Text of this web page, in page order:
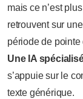
mais ce n’est
retrouvent sur
période de pointe
Une IA
s’appuie sur le
texte générique.